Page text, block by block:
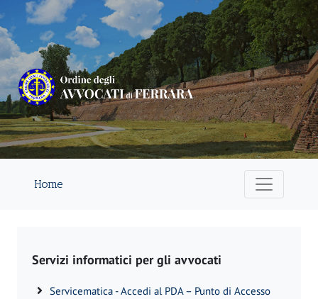
Home
Servizi informatici per gli avvocati
Servicematica - Accedi al PDA – Punto di Accesso